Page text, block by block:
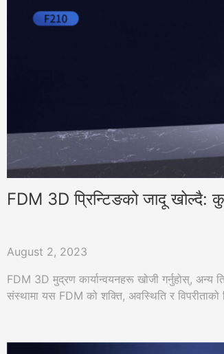
FDM 3D प्रिन्टिङको जादू खोल्दै:
August 2, 2023
FDM 3D मुद्रण कार्यान्वयनहरू खोजी गर्नुहोस्, अन्य
संस्थामा यस FDM को शक्ति, अवस्थिति र